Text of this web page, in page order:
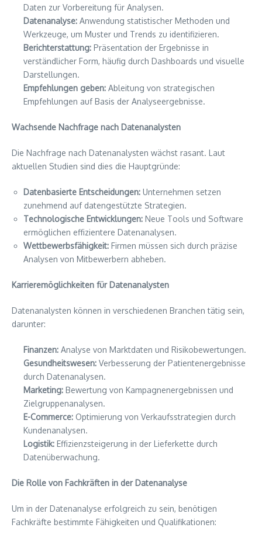
Daten zur Vorbereitung für Analysen.
Datenanalyse: Anwendung statistischer Methoden und
Werkzeuge, um Muster und Trends zu identifizieren.
Berichterstattung: Präsentation der Ergebnisse in
verständlicher Form, häufig durch Dashboards und visuelle
Darstellungen.
Empfehlungen geben: Ableitung von strategischen
Empfehlungen auf Basis der Analyseergebnisse.
Wachsende Nachfrage nach Datenanalysten
Die Nachfrage nach Datenanalysten wächst rasant. Laut
aktuellen Studien sind dies die Hauptgründe:
Datenbasierte Entscheidungen: Unternehmen setzen
zunehmend auf datengestützte Strategien.
Technologische Entwicklungen: Neue Tools und Software
ermöglichen effizientere Datenanalysen.
Wettbewerbsfähigkeit: Firmen müssen sich durch präzise
Analysen von Mitbewerbern abheben.
Karrieremöglichkeiten für Datenanalysten
Datenanalysten können in verschiedenen Branchen tätig sein,
darunter:
Finanzen: Analyse von Marktdaten und Risikobewertungen.
Gesundheitswesen: Verbesserung der Patientenergebnisse
durch Datenanalysen.
Marketing: Bewertung von Kampagnenergebnissen und
Zielgruppenanalysen.
E-Commerce: Optimierung von Verkaufsstrategien durch
Kundenanalysen.
Logistik: Effizienzsteigerung in der Lieferkette durch
Datenüberwachung.
Die Rolle von Fachkräften in der Datenanalyse
Um in der Datenanalyse erfolgreich zu sein, benötigen
Fachkräfte bestimmte Fähigkeiten und Qualifikationen: